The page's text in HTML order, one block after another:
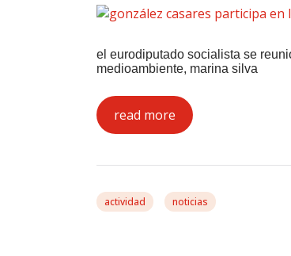
el eurodiputado socialista se
medioambiente, marina silva
read more
actividad noticias